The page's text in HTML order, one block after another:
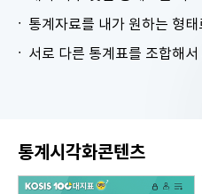
통계자료를 내가 원하는 형
통계시각화콘텐츠